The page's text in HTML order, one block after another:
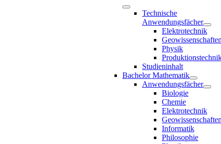
Technische
Anwendungsfächer
Elektrotechnik
Physik
Studieninhalt
Bachelor Mathematik
Anwendungsfächer
Biologie
Chemie
Elektrotechnik
Informatik
Philosophie